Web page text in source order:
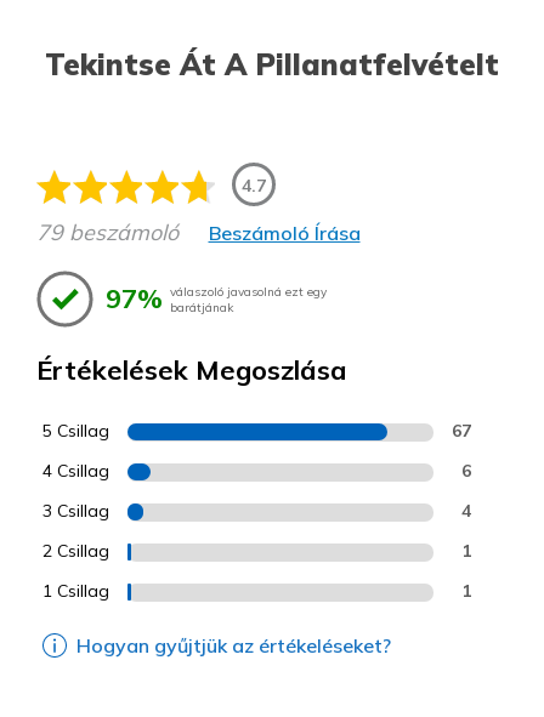
Tekintse Át A Pillanatfelvételt
4.7
79 beszámoló Beszámoló Írása
97% válaszoló javasolná ezt egy
barátjának
Értékelések Megoszlása
5 Csillag 67
4 Csillag 6
3 Csillag 4
2 Csillag 1
1 Csillag 1
Hogyan gyűjtjük az értékeléseket?